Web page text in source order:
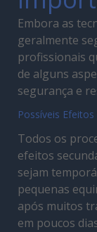
Embora as
geralmente
profissionais
de alguns
segurança e
Possíveis
Todos os
efeitos
sejam
pequenas
após muitos
em poucos